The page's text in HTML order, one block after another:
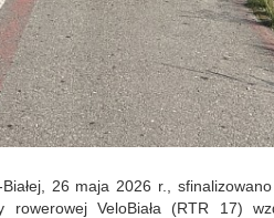
26 maja 2026 r.,
VeloBiała (RTR 17)